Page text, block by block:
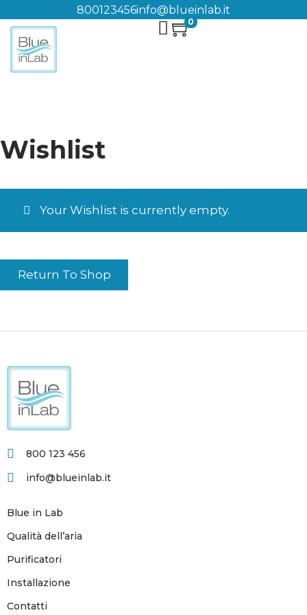
800123456info@blueinlab.it
0
Wishlist
Your Wishlist is currently empty.
Return To Shop
800 123 456
info@blueinlab.it
Blue in Lab
Qualità dell’aria
Purificatori
Installazione
Contatti